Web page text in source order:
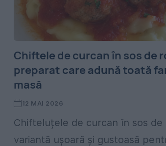
Chiftele de curcan în sos de
preparat care adună toată
masă
12 MAI 2026
Chifteluțele de curcan în sos de
variantă ușoară și gustoasă